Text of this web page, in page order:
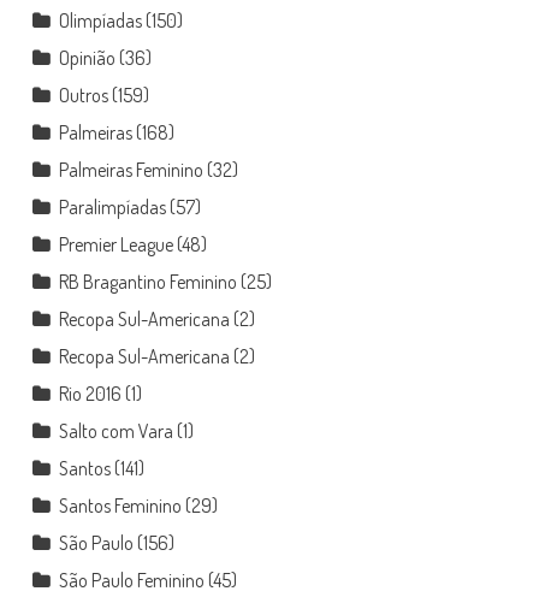
Olimpíadas(150)
Opinião (36)
Outros(159)
Palmeiras(168)
Palmeiras Feminino (32)
Paralimpíadas(57)
Premier League(48)
RB Bragantino Feminino (25)
Recopa Sul-Americana (2)
Recopa Sul-Americana (2)
Rio 2016 (1)
Salto com Vara (1)
Santos(141)
Santos Feminino (29)
São Paulo (156)
São Paulo Feminino (45)